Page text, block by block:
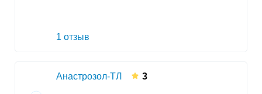
1 отзыв
Анастрозол-ТЛ 3